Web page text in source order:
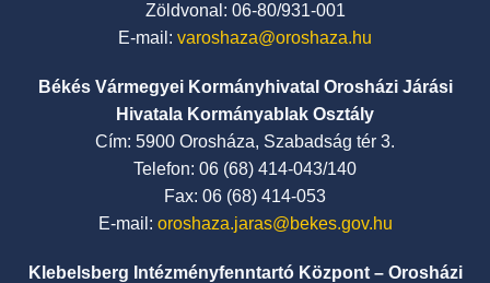
Zöldvonal: 06-80/931-001
E-mail: varoshaza@oroshaza.hu
Békés Vármegyei Kormányhivatal Orosházi Járási
Hivatala Kormányablak Osztály
Cím: 5900 Orosháza, Szabadság tér 3.
Telefon: 06 (68) 414-043/140
Fax: 06 (68) 414-053
E-mail: oroshaza.jaras@bekes.gov.hu
Klebelsberg Intézményfenntartó Központ – Orosházi